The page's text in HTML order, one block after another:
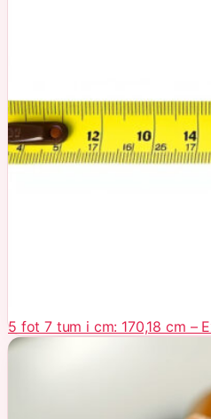
5 fot 7 tum i cm: 170,18 cm –